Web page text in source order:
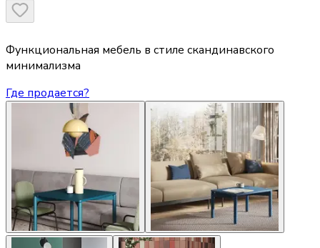
Функциональная мебель в стиле скандинавского
минимализма
Где продается?